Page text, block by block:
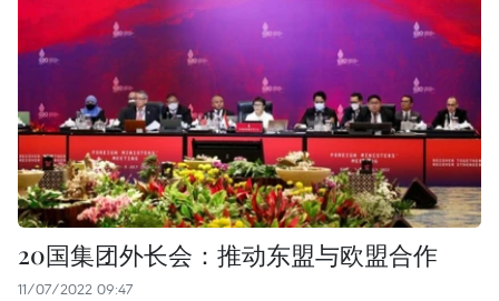
20国集团外长会：推动东盟与欧盟合作
11/07/2022 09:47